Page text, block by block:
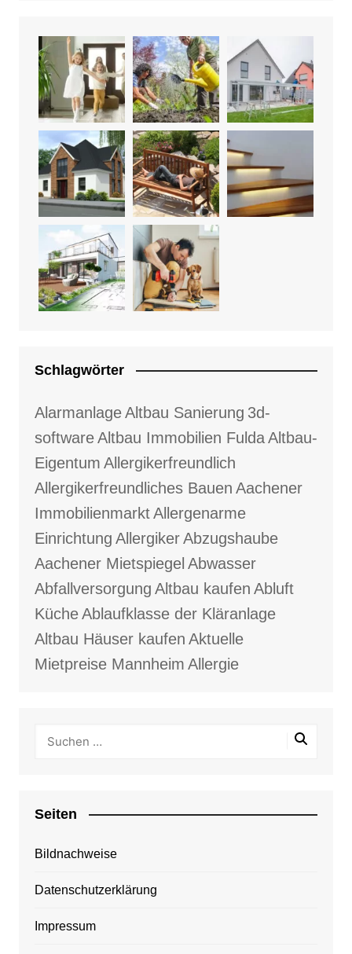
Schlagwörter
AlarmanlageAltbau Sanierung 3d-
softwareAltbau Immobilien FuldaAltbau-
Eigentum Allergikerfreundlich
Allergikerfreundliches Bauen Aachener
ImmobilienmarktAllergenarme
Einrichtung AllergikerAbzugshaube
Aachener Mietspiegel Abwasser
Abfallversorgung Altbau kaufen Abluft
KücheAblaufklasse der Kläranlage
Altbau Häuser kaufen Aktuelle
Mietpreise Mannheim Allergie
Seiten
Bildnachweise
Datenschutzerklärung
Impressum